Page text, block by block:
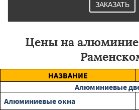
ЗАКАЗАТЬ
Цены на
НАЗВАНИЕ
Алюминиевые
Алюминиевые окна